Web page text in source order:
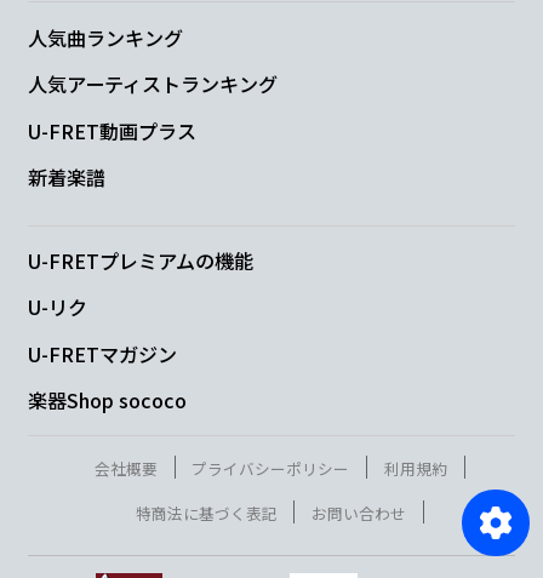
人気曲ランキング
人気アーティストランキング
U-FRET動画プラス
新着楽譜
U-FRETプレミアムの機能
U-リク
U-FRETマガジン
楽器Shop sococo
会社概要 プライバシーポリシー
利用規約
特商法に基づく表記
お問い合わせ